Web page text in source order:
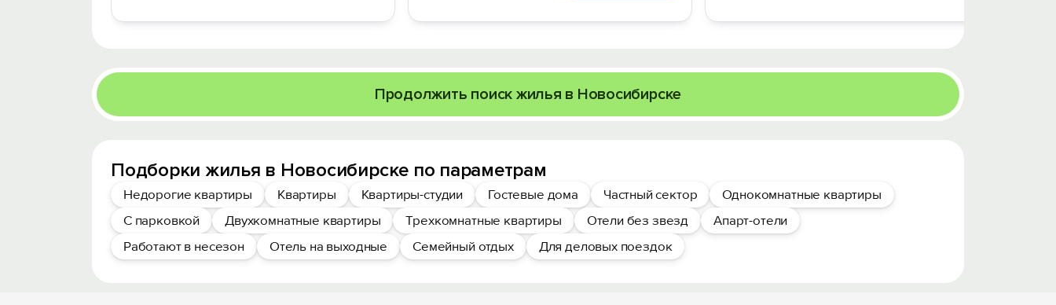
Продолжить поиск жилья в Новосибирске
Подборки жилья в Новосибирске по параметрам
Недорогие квартиры Квартиры Квартиры-студии Гостевые дома Частный сектор
Однокомнатные квартиры
С парковкой
Двухкомнатные квартиры Трехкомнатные квартиры Отели без звезд
Апарт-отели
Работают в несезон
Отель на выходные Семейный отдых Для деловых поездок